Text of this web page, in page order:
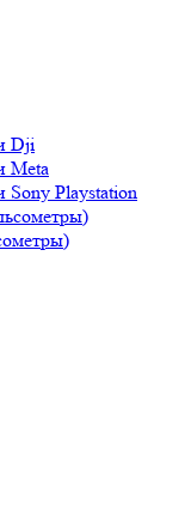
Dji
Meta
Sony Playstation